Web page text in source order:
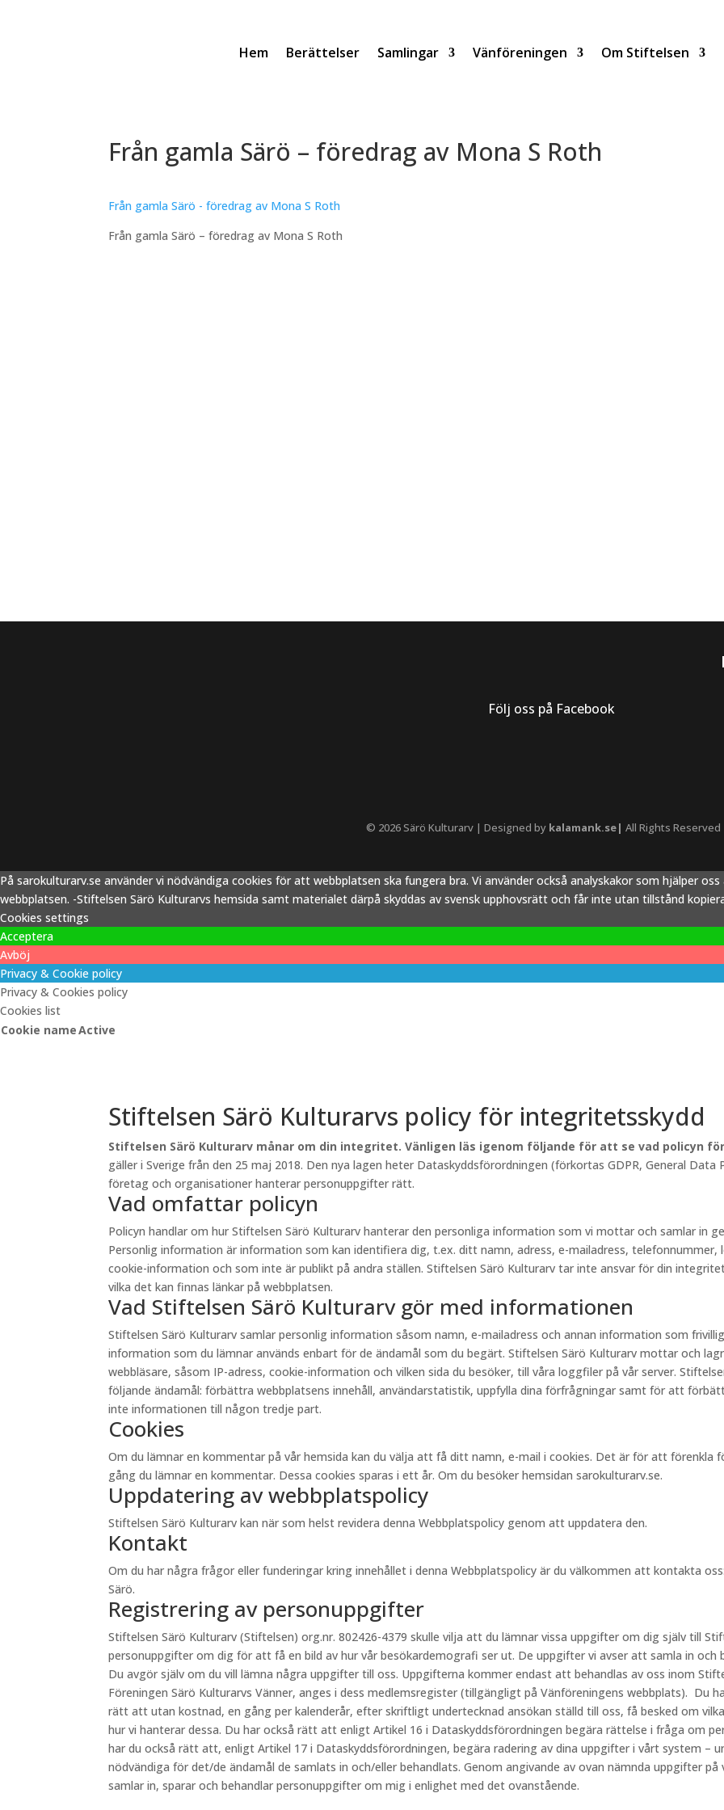
Hem Berättelser Samlingar Vänföreningen Om Stiftelsen
Från gamla Särö – föredrag av Mona S Roth
Från gamla Särö - föredrag av Mona S Roth
Från gamla Särö – föredrag av Mona S Roth
Följ oss på Facebook
© 2026 Särö Kulturarv | Designed by kalamank.se| All Rights Reserved
På sarokulturarv.se använder vi nödvändiga cookies för att webbplatsen ska fungera bra. Vi använder också analyskakor som hjälper
webbplatsen. -Stiftelsen Särö Kulturarvs hemsida samt materialet därpå skyddas av svensk upphovsrätt och får inte utan tillstånd
Cookies settings
Acceptera
Avböj
Privacy & Cookie policy
Privacy & Cookies policy
Cookies list
Cookie nameActive
Stiftelsen Särö Kulturarvs policy för integritetsskydd
Stiftelsen Särö Kulturarv månar om din integritet. Vänligen läs igenom följande för att se vad policyn
gäller i Sverige från den 25 maj 2018. Den nya lagen heter Dataskyddsförordningen (förkortas GDPR, General
företag och organisationer hanterar personuppgifter rätt.
Vad omfattar policyn
Policyn handlar om hur Stiftelsen Särö Kulturarv hanterar den personliga information som vi mottar och samlar in
Personlig information är information som kan identifiera dig, t.ex. ditt namn, adress, e-mailadress, telefonnummer,
cookie-information och som inte är publikt på andra ställen. Stiftelsen Särö Kulturarv tar inte ansvar för din
vilka det kan finnas länkar på webbplatsen.
Vad Stiftelsen Särö Kulturarv gör med informationen
Stiftelsen Särö Kulturarv samlar personlig information såsom namn, e-mailadress och annan information som
information som du lämnar används enbart för de ändamål som du begärt. Stiftelsen Särö Kulturarv mottar och
webbläsare, såsom IP-adress, cookie-information och vilken sida du besöker, till våra loggfiler på vår server.
följande ändamål: förbättra webbplatsens innehåll, användarstatistik, uppfylla dina förfrågningar samt för att
inte informationen till någon tredje part.
Cookies
Om du lämnar en kommentar på vår hemsida kan du välja att få ditt namn, e-mail i cookies. Det är för att förenkla
gång du lämnar en kommentar. Dessa cookies sparas i ett år. Om du besöker hemsidan sarokulturarv.se.
Uppdatering av webbplatspolicy
Stiftelsen Särö Kulturarv kan när som helst revidera denna Webbplatspolicy genom att uppdatera den.
Kontakt
Om du har några frågor eller funderingar kring innehållet i denna Webbplatspolicy är du välkommen att kontakta
Särö.
Registrering av personuppgifter
Stiftelsen Särö Kulturarv (Stiftelsen) org.nr. 802426-4379 skulle vilja att du lämnar vissa uppgifter om dig själv till
personuppgifter om dig för att få en bild av hur vår besökardemografi ser ut. De uppgifter vi avser att samla in och
Du avgör själv om du vill lämna några uppgifter till oss. Uppgifterna kommer endast att behandlas av oss inom
Föreningen Särö Kulturarvs Vänner, anges i dess medlemsregister (tillgängligt på Vänföreningens webbplats). Du
rätt att utan kostnad, en gång per kalenderår, efter skriftligt undertecknad ansökan ställd till oss, få besked om
hur vi hanterar dessa. Du har också rätt att enligt Artikel 16 i Dataskyddsförordningen begära rättelse i fråga om
har du också rätt att, enligt Artikel 17 i Dataskyddsförordningen, begära radering av dina uppgifter i vårt system
nödvändiga för det/de ändamål de samlats in och/eller behandlats. Genom angivande av ovan nämnda uppgifter
samlar in, sparar och behandlar personuppgifter om mig i enlighet med det ovanstående.